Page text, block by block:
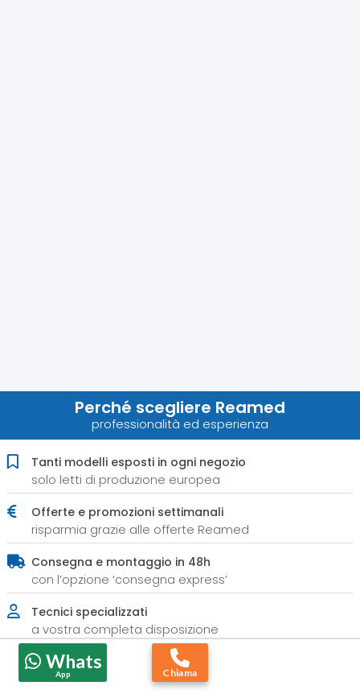
Perché scegliere Reamed
professionalità ed esperienza
Tanti modelli esposti in ogni negozio
solo letti di produzione europea
Offerte e promozioni settimanali
risparmia grazie alle offerte Reamed
Consegna e montaggio in 48h
con l’opzione ‘consegna express’
Tecnici specializzati
a vostra completa disposizione
Assistenza post vendita diretta
non vi lasciamo mai soli
Whats
App Chiama